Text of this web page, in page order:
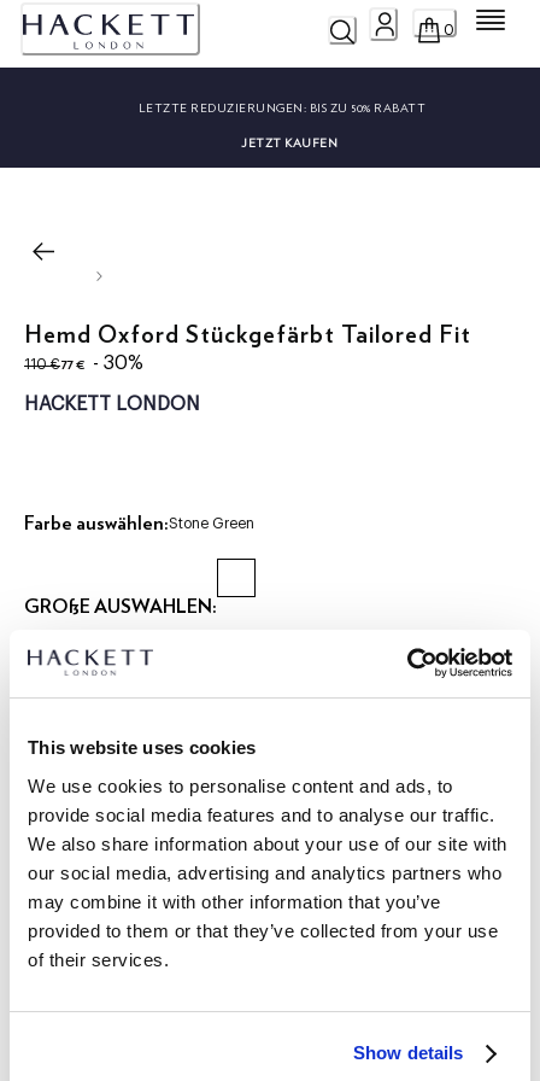
This website uses cookies
We use cookies to personalise content and ads, to
provide social media features and to analyse our traffic.
We also share information about your use of our site with
our social media, advertising and analytics partners who
may combine it with other information that you’ve
provided to them or that they’ve collected from your use
of their services.
Show details
0 Menü
LETZTE REDUZIERUNGEN: BIS ZU 50% RABATT
JETZT KAUFEN
Hemd Oxford Stückgefärbt Tailored Fit
110 €
ursprünglicher Preis 110 €
77 €
aktueller Preis 77 €
- 30%
HACKETT LONDON
Farbe auswählen:Stone Green
GRÖßE AUSWÄHLEN:
XS S
Größe des Models:1.85 m
ARTIKEL DETAILS
HM3010539
- Hackett London
- 100% Baumwolle, stückgefärbter Stoff
LIEFERUNG UND RÜCKGABE
Kostenlose Lieferung und Rückgabe
FREE Click & Collect 4-5 Werktage
JETZT ABONNIERENund genießen Sie 10 % Rabatt auf Ihren